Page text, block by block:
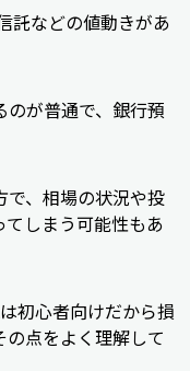
託などの値動きがあ
のが普通で、銀行預
で、相場の状況や投
しまう可能性もあ
初心者向けだから損
点をよく理解して